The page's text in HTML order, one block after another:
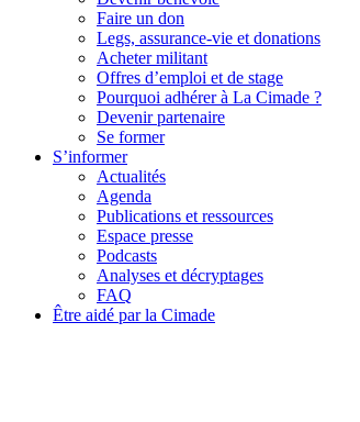
Faire un don
Legs, assurance-vie et donations
Acheter militant
Offres d’emploi et de stage
Pourquoi adhérer à La Cimade ?
Devenir partenaire
Se former
S’informer
Actualités
Agenda
Publications et ressources
Espace presse
Podcasts
Analyses et décryptages
FAQ
Être aidé par la Cimade